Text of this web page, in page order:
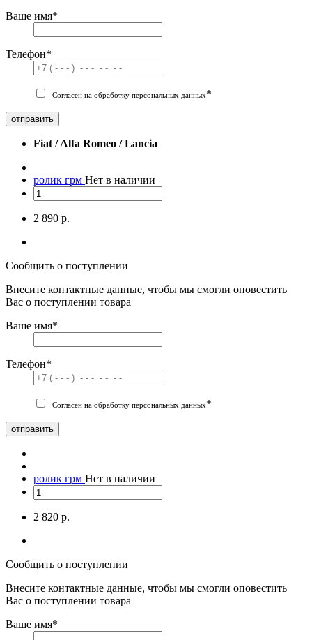
Ваше имя*
Телефон*
Согласен на обработку персональных данных*
отправить
Fiat / Alfa Romeo / Lancia
ролик грм Нет в наличии
2 890 р.
Сообщить о поступлении
Внесите контактные данные, чтобы мы смогли оповестить
Вас о поступлении товара
Ваше имя*
Телефон*
Согласен на обработку персональных данных*
отправить
ролик грм Нет в наличии
2 820 р.
Сообщить о поступлении
Внесите контактные данные, чтобы мы смогли оповестить
Вас о поступлении товара
Ваше имя*